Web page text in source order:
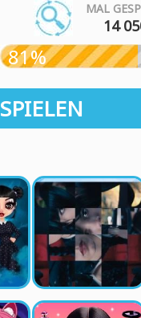
MAL
14
81%
SPIELEN